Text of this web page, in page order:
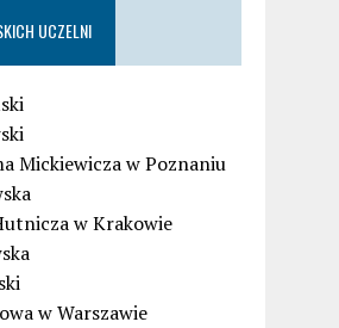
UCZELNI
Mickiewicza w Poznaniu
w Krakowie
w Warszawie